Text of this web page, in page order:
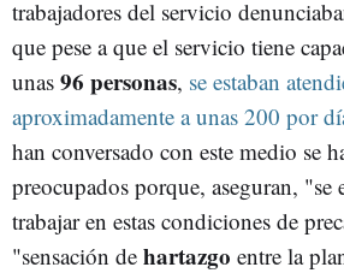
trabajadores del servicio
que pese a que el servicio tiene
unas 96 personas, se estaban
aproximadamente a unas 200 por
han conversado con este medio se
preocupados porque, aseguran, "se
trabajar en estas condiciones de
"sensación de hartazgo entre la